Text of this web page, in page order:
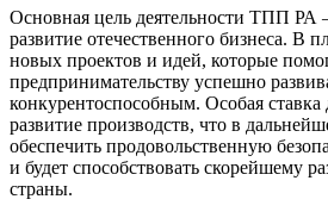
Основная цель деятельности ТПП
развитие отечественного бизнеса. В
новых проектов и идей, которые
предпринимательству успешно
конкурентоспособным. Особая ставка
развитие производств, что в
обеспечить продовольственную
и будет способствовать скорейшему
страны.